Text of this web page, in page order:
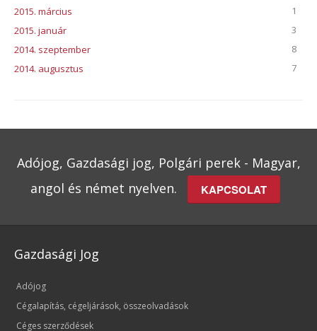
2015. március
1
2015. január
3
2014. szeptember
8
2014. augusztus
7
Adójog, Gazdasági jog, Polgári perek - Magyar,
angol és német nyelven.
KAPCSOLAT
Gazdasági Jog
Adójog
Cégalapítás, cégeljárások, összeolvadások
Céges szerződések